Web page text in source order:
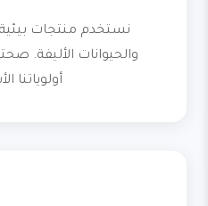
نستخدم منتجات
والحيوانات الأليفة.
أولوياتنا